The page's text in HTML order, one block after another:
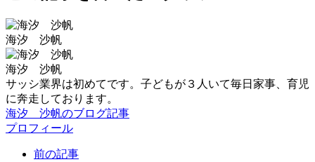
海汐 沙帆
海汐 沙帆
サッシ業界は初めてです。子どもが３人いて毎日家事、育児
に奔走しております。
海汐 沙帆のブログ記事
プロフィール
前の記事